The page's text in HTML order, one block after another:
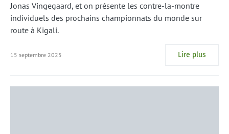
Jonas Vingegaard, et on présente les contre-la-montre
individuels des prochains championnats du monde sur
route à Kigali.
15 septembre 2025 Lire plus